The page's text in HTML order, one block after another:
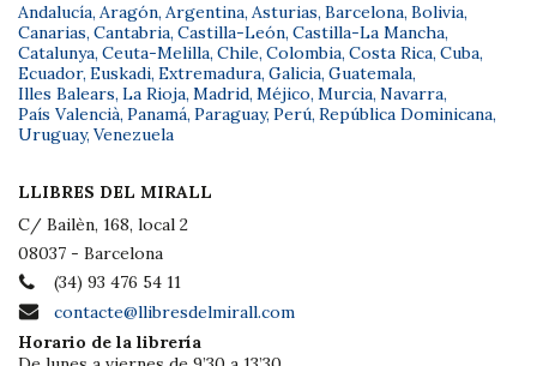
Andalucía, Aragón, Argentina, Asturias, Barcelona, Bolivia,
Canarias, Cantabria, Castilla-León, Castilla-La Mancha,
Catalunya, Ceuta-Melilla, Chile, Colombia, Costa Rica, Cuba,
Ecuador, Euskadi, Extremadura, Galicia, Guatemala,
Illes Balears, La Rioja, Madrid, Méjico, Murcia, Navarra,
País Valencià, Panamá, Paraguay, Perú, República Dominicana,
Uruguay, Venezuela
LLIBRES DEL MIRALL
C/ Bailèn, 168, local 2
08037 - Barcelona
(34) 93 476 54 11
contacte@llibresdelmirall.com
Horario de la librería